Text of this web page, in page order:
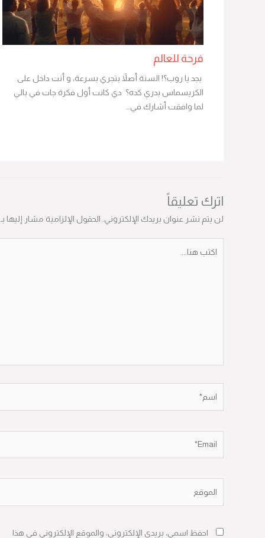
فرحة للعالم
بجد يا روب؟! السنة أصلاً بتجري بسرعة، و أنت داخل على
الكريسماس بدري كده؟ دي كانت أول فكرة جات في بالي
لما وافقت أشارك في…
اترك تعليقاً
لن يتم نشر عنوان بريدك الإلكتروني. الحقول الإلزامية مشار إليها بـ *
احفظ اسمي، بريدي الإلكتروني، والموقع الإلكتروني في هذا